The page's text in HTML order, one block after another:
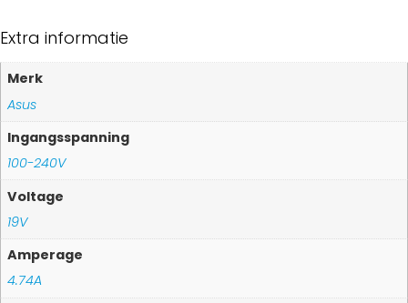
Extra informatie
Merk
Asus
Ingangsspanning
100-240V
Voltage
19V
Amperage
4.74A